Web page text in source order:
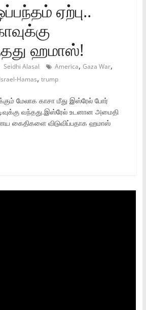
ஏற்பு..
ஹமாஸ்!
Seidhi Alasal America, Gaza War,
Israel-Hamas, trump
மேலாக காசா மீது இஸ்ரேல் போர்
வந்தது.இஸ்ரேல் உடனான அமைதி
கைதிகளை விடுவிப்பதாக ஹமாஸ்